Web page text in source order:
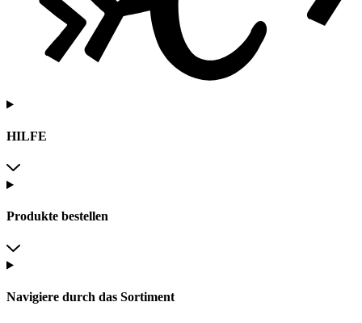
HILFE
Produkte bestellen
Navigiere durch das Sortiment